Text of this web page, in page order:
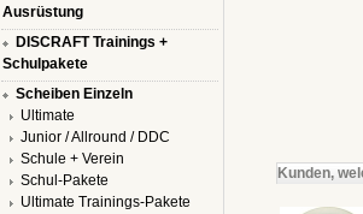
Ausrüstung
DISCRAFT Trainings +
Schulpakete
Scheiben Einzeln
Ultimate
Junior / Allround / DDC
Schule + Verein
Schul-Pakete
Ultimate Trainings-Pakete
Kunden,